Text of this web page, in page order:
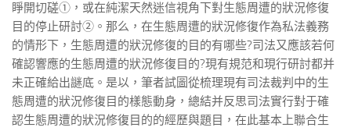
睜開切磋①，或在純潔天然迷信視角下對生態周遭的狀況修復
目的停止研討②。那么，在生態周遭的狀況修復作為私法義務
的情形下，生態周遭的狀況修復的目的有哪些?司法又應該若何
確認響應的生態周遭的狀況修復目的?現有規范和現行研討都并
未正確給出謎底。是以，筆者試圖從梳理現有司法裁判中的生
態周遭的狀況修復目的樣態動身，總結并反思司法實行對于確
認生態周遭的狀況修復目的的經歷與題目，在此基本上聯合生